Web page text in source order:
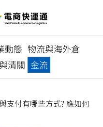
動態 物流與海外倉
清關 金流
支付有哪些方式? 應如何